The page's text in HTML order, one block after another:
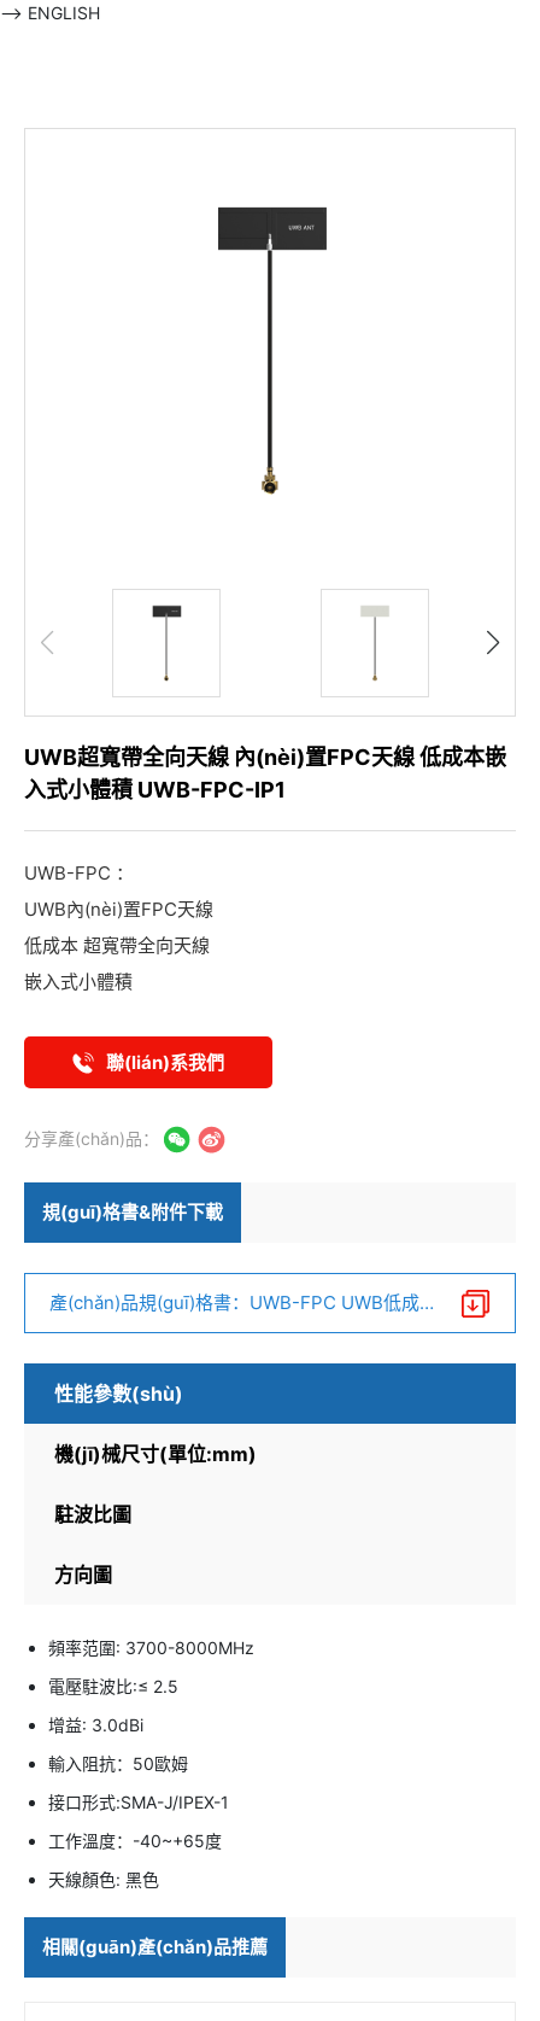
--> ENGLISH
UWB超寬帶全向天線 內(nèi)置FPC天線 低成本嵌
入式小體積 UWB-FPC-IP1
UWB-FPC ：
UWB內(nèi)置FPC天線
低成本 超寬帶全向天線
嵌入式小體積
聯(lián)系我們
分享產(chǎn)品：
規(guī)格書&附件下載
產(chǎn)品規(guī)格書：UWB-FPC UWB低成
本超寬帶嵌入式天線 V1.0.pdf
性能參數(shù)
機(jī)械尺寸(單位:mm)
駐波比圖
方向圖
頻率范圍: 3700-8000MHz
電壓駐波比:≤ 2.5
增益: 3.0dBi
輸入阻抗：50歐姆
接口形式:SMA-J/IPEX-1
工作溫度：-40~+65度
天線顏色: 黑色
相關(guān)產(chǎn)品推薦